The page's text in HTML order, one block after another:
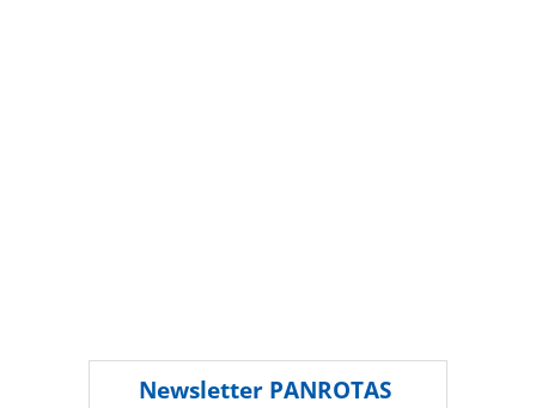
Newsletter PANROTAS